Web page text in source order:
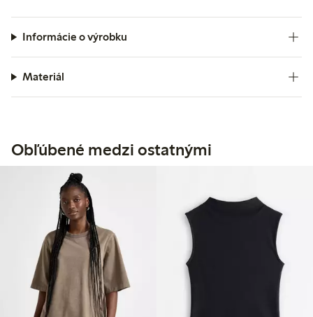
Informácie o výrobku
Materiál
Obľúbené medzi ostatnými